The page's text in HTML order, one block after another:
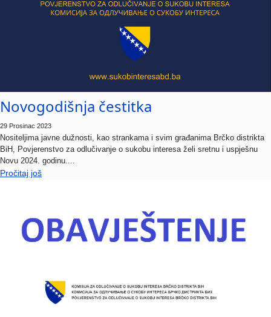
Novogodišnja čestitka
29 Prosinac 2023
Nositeljima javne dužnosti, kao strankama i svim građanima Brčko distrikta
BiH, Povjerenstvo za odlučivanje o sukobu interesa želi sretnu i uspješnu
Novu 2024. godinu....
Pročitaj još